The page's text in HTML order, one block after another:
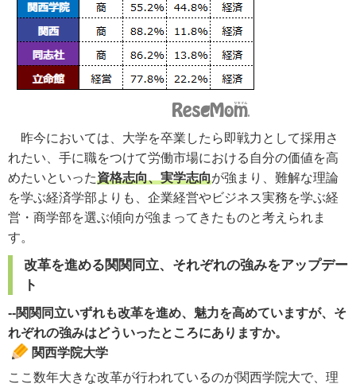
昨今においては、大学を卒業したら即戦力として採用さ
れたい、手に職をつけて労働市場における自分の価値を高
めたいといった資格志向、実学志向が強まり、難解な理論
を学ぶ経済学部よりも、企業経営やビジネス実務を学ぶ経
営・商学部を選ぶ傾向が強まってきたものと考えられま
す。
改革を進める関関同立、それぞれの強みをアップデー
ト
--関関同立いずれも改革を進め、魅力を高めていますが、そ
れぞれの強みはどういったところにありますか。
関西学院大学
ここ数年大きな改革が行われているのが関西学院大で、理